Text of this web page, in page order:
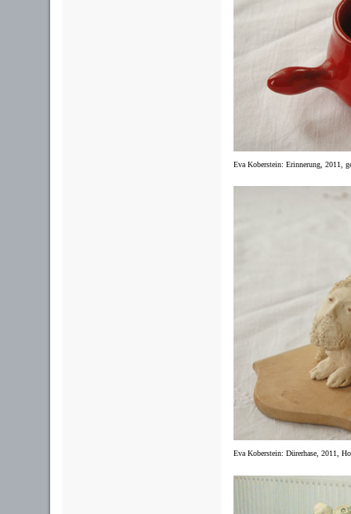
Eva Koberstein: Erinnerung, 2011,
Eva Koberstein: Dürerhase, 2011,